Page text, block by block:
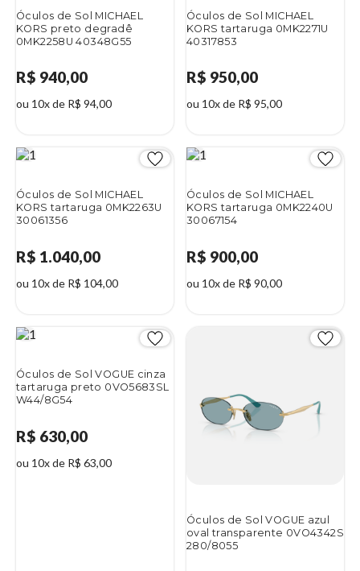
Óculos de Sol MICHAEL
KORS preto degradê
0MK2258U 40348G55
R$ 940,00
ou 10x de R$ 94,00
Óculos de Sol MICHAEL
KORS tartaruga 0MK2271U
40317853
R$ 950,00
ou 10x de R$ 95,00
Óculos de Sol MICHAEL
KORS tartaruga 0MK2263U
30061356
R$ 1.040,00
ou 10x de R$ 104,00
Óculos de Sol MICHAEL
KORS tartaruga 0MK2240U
30067154
R$ 900,00
ou 10x de R$ 90,00
Óculos de Sol VOGUE cinza
tartaruga preto 0VO5683SL
W44/8G54
R$ 630,00
ou 10x de R$ 63,00
Óculos de Sol VOGUE azul
oval transparente 0VO4342S
280/8055